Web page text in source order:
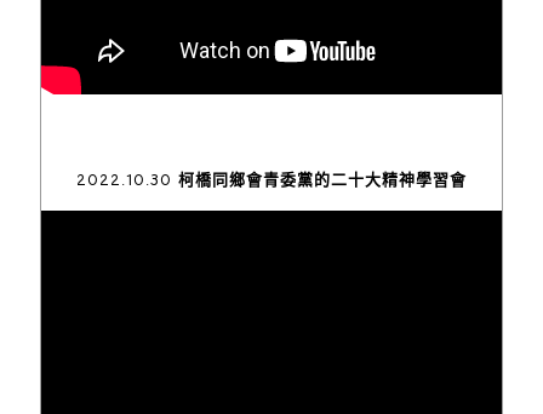
2022.10.30 柯橋同鄉會青委黨的二十大精神學習會